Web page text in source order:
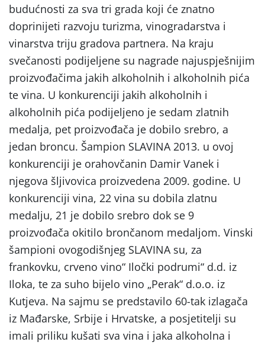
budućnosti za sva tri grada koji će znatno
doprinijeti razvoju turizma, vinogradarstva i
vinarstva triju gradova partnera. Na kraju
svečanosti podijeljene su nagrade najuspješnijim
proizvođačima jakih alkoholnih i alkoholnih pića
te vina. U konkurenciji jakih alkoholnih i
alkoholnih pića podijeljeno je sedam zlatnih
medalja, pet proizvođača je dobilo srebro, a
jedan broncu. Šampion SLAVINA 2013. u ovoj
konkurenciji je orahovčanin Damir Vanek i
njegova šljivovica proizvedena 2009. godine. U
konkurenciji vina, 22 vina su dobila zlatnu
medalju, 21 je dobilo srebro dok se 9
proizvođača okitilo brončanom medaljom. Vinski
šampioni ovogodišnjeg SLAVINA su, za
frankovku, crveno vino“ Iločki podrumi“ d.d. iz
Iloka, te za suho bijelo vino „Perak“ d.o.o. iz
Kutjeva. Na sajmu se predstavilo 60-tak izlagača
iz Mađarske, Srbije i Hrvatske, a posjetitelji su
imali priliku kušati sva vina i jaka alkoholna i